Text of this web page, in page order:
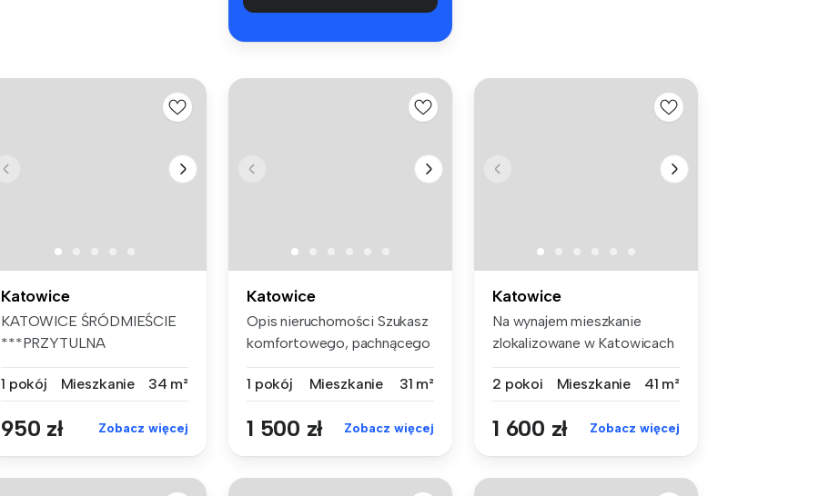
Katowice
KATOWICE ŚRÓDMIEŚCIE
***PRZYTULNA
1 pokój
Mieszkanie 34 m²
950 zł Zobacz więcej
Katowice
Opis nieruchomości Szukasz
komfortowego, pachnącego
1 pokój
Mieszkanie 31 m²
1 500 zł Zobacz więcej
Katowice
Na wynajem mieszkanie
zlokalizowane w Katowicach
2 pokoi
Mieszkanie 41 m²
1 600 zł Zobacz więcej